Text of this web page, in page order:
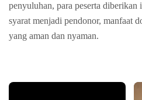
penyuluhan, para peserta diberikan
syarat menjadi pendonor, manfaat
yang aman dan nyaman.